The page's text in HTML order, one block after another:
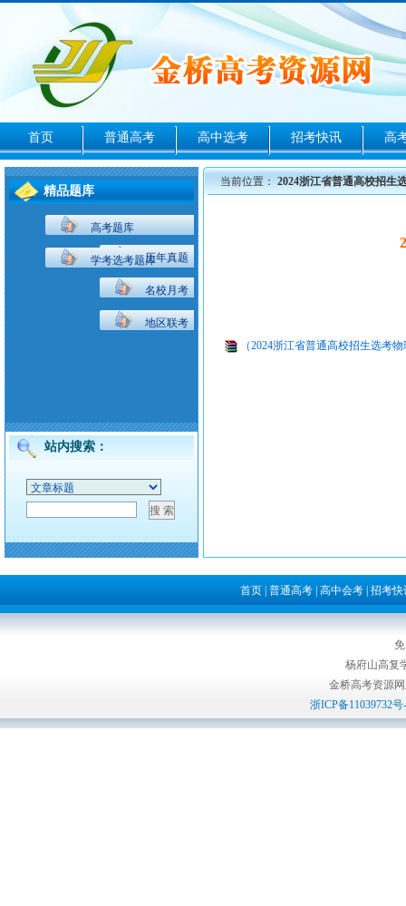
首页 普通高考 高中选考 招考快讯 高
精品题库
高考题库
历年真题
名校月考
地区联考
学考选考题库
站内搜索：
当前位置： 2024浙江省普通高校招生
（2024浙江省普通高校招生选考
首页 普通高考 高中会考 招考快
杨府山高
金桥高考资源
浙ICP备11039732号